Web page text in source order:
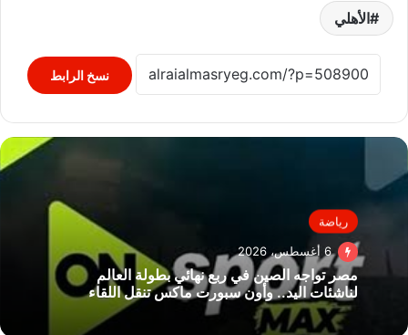
الأهلي
نسخ الرابط
رياضة
6 أغسطس، 2026
مصر تواجه الصين في ربع نهائي بطولة العالم
لناشئات اليد.. وأون سبورت ماكس تنقل اللقاء